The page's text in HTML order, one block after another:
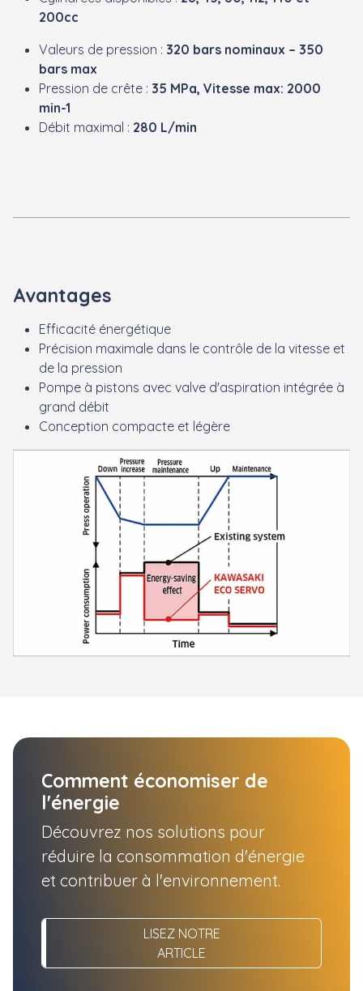
200cc
Valeurs de pression : 320 bars nominaux – 350
bars max
Pression de crête : 35 MPa, Vitesse max: 2000
min-1
Débit maximal : 280 L/min
Avantages
Efficacité énergétique
Précision maximale dans le contrôle de la vitesse et
de la pression
Pompe à pistons avec valve d'aspiration intégrée à
grand débit
Conception compacte et légère
Comment économiser de
l'énergie
Découvrez nos solutions pour
réduire la consommation d'énergie
et contribuer à l'environnement.
LISEZ NOTRE
ARTICLE